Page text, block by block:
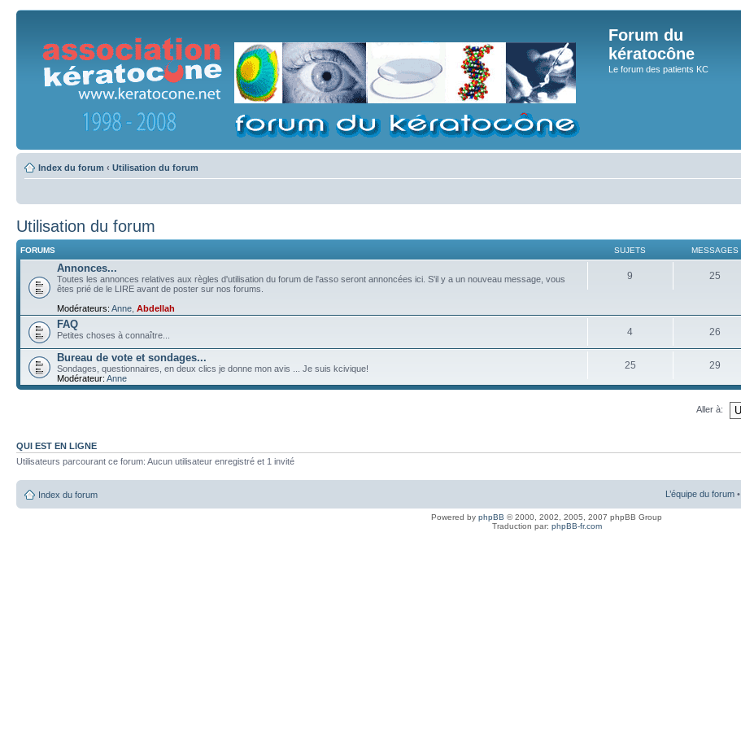
Forum du
kératocône
Le forum des patients KC
Index du forum ‹ Utilisation du forum
Utilisation du forum
FORUMS SUJETS MESSAGES
Annonces...
Toutes les annonces relatives aux règles d'utilisation du forum de l'asso seront annoncées ici. S'il y a un nouveau message, vous
êtes prié de le LIRE avant de poster sur nos forums.
Modérateurs: Anne Abdellah
9 25
FAQ
Petites choses à connaître... 4 26
Bureau de vote et sondages...
Sondages, questionnaires, en deux clics je donne mon avis ... Je suis kcivique!
Modérateur: Anne
25 29
Aller à:
QUI EST EN LIGNE
Utilisateurs parcourant ce forum: Aucun utilisateur enregistré et 1 invité
Index du forum L’équipe du forum •
Powered by phpBB © 2000, 2002, 2005, 2007 phpBB Group
Traduction par: phpBB-fr.com